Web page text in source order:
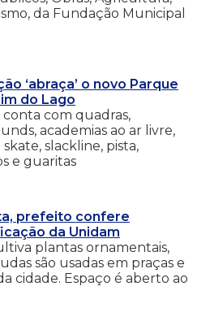
da Fundação Municipal
‘abraça’ o novo Parque
do Lago
com quadras,
academias ao ar livre,
skate, slackline, pista,
e guaritas
prefeito confere
da Unidam
plantas ornamentais,
são usadas em praças e
cidade. Espaço é aberto ao